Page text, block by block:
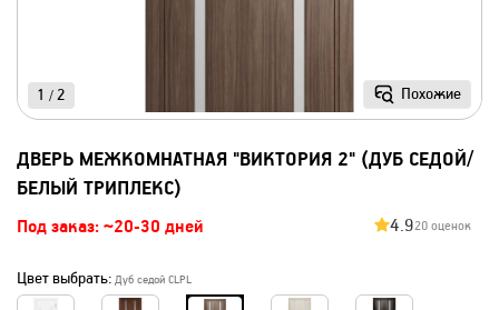
Похожие
1 / 2
ДВЕРЬ МЕЖКОМНАТНАЯ "ВИКТОРИЯ 2" (ДУБ СЕДОЙ/
БЕЛЫЙ ТРИПЛЕКС)
Под заказ: ~20-30 дней 4.920 оценок
Цвет выбрать: Дуб седой CLPL